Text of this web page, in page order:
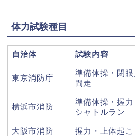
体力試験種目
自治体 試験内容
東京消防庁
準備体操・閉
間走
横浜市消防
準備体操・握
シャトルラン
大阪市消防 握力・上体起